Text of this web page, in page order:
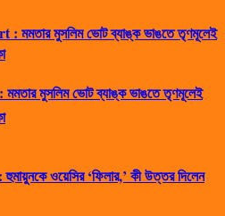
মুসলিম ভোট ব্যাঙ্ক ভাঙতে তৃণমূলেই